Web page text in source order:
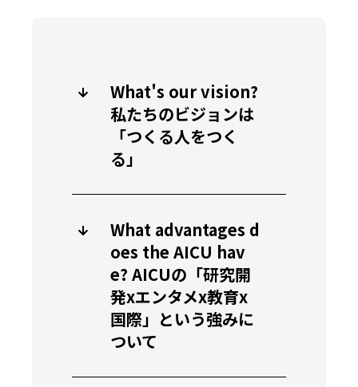
What's our vision?
私たちのビジョンは
「つくる人をつく
る」
What advantages d
oes the AICU hav
e? AICUの「研究開
発xエンタメx教育x
国際」という強みに
ついて